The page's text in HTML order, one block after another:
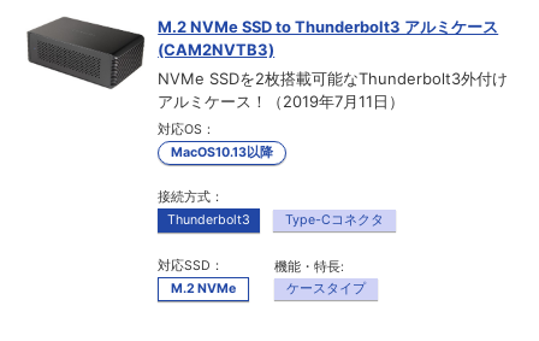
M.2 NVMe SSD to Thunderbolt3 アルミケース
(CAM2NVTB3)
NVMe SSDを2枚搭載可能なThunderbolt3外付け
アルミケース！（2019年7月11日）
対応OS：
MacOS10.13以降
接続方式：
Thunderbolt3
Type-Cコネクタ
対応SSD：
M.2 NVMe
機能・特長:
ケースタイプ